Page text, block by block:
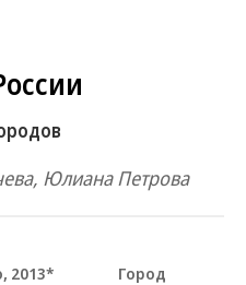
Юлиана Петрова
2013* Город